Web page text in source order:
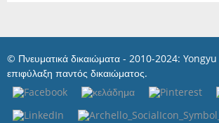
© Πνευματικά δικαιώματα - 2010-2024:
επιφύλαξη παντός δικαιώματος.